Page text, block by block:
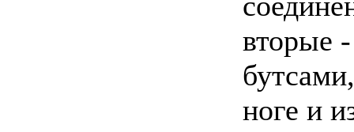
вторые
ноге и